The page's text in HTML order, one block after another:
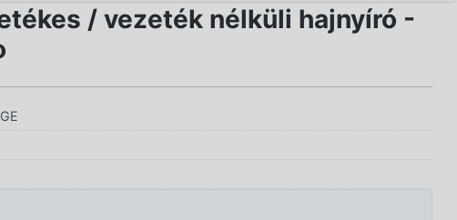
/ vezeték nélküli hajnyíró -